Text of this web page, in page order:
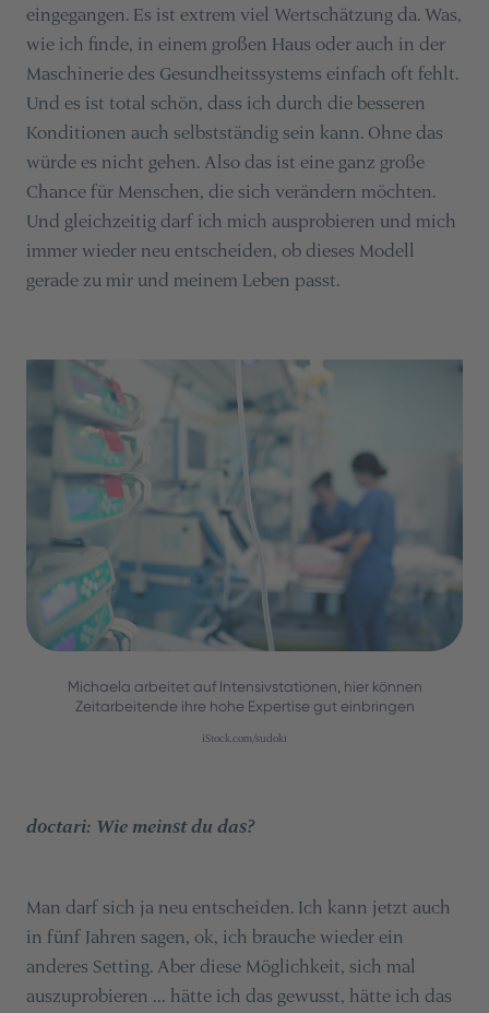
eingegangen. Es ist extrem viel Wertschätzung da. Was,
wie ich finde, in einem großen Haus oder auch in der
Maschinerie des Gesundheitssystems einfach oft fehlt.
Und es ist total schön, dass ich durch die besseren
Konditionen auch selbstständig sein kann. Ohne das
würde es nicht gehen. Also das ist eine ganz große
Chance für Menschen, die sich verändern möchten.
Und gleichzeitig darf ich mich ausprobieren und mich
immer wieder neu entscheiden, ob dieses Modell
gerade zu mir und meinem Leben passt.
Michaela arbeitet auf Intensivstationen, hier können
Zeitarbeitende ihre hohe Expertise gut einbringen
iStock.com/sudok1
doctari: Wie meinst du das?
Man darf sich ja neu entscheiden. Ich kann jetzt auch
in fünf Jahren sagen, ok, ich brauche wieder ein
anderes Setting. Aber diese Möglichkeit, sich mal
auszuprobieren … hätte ich das gewusst, hätte ich das